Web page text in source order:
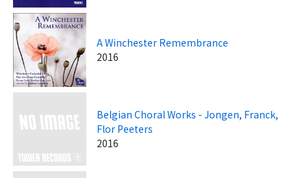
A Winchester Remembrance
2016
Belgian Choral Works - Jongen, Franck,
Flor Peeters
2016